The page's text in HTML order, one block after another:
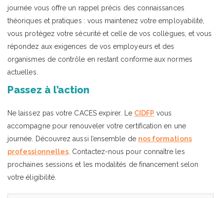
journée vous offre un rappel précis des connaissances
théoriques et pratiques : vous maintenez votre employabilité,
vous protégez votre sécurité et celle de vos collègues, et vous
répondez aux exigences de vos employeurs et des
organismes de contrôle en restant conforme aux normes
actuelles.
Passez à l’action
Ne laissez pas votre CACES expirer. Le CIDFP vous
accompagne pour renouveler votre certification en une
journée. Découvrez aussi l’ensemble de nos formations
professionnelles . Contactez-nous pour connaître les
prochaines sessions et les modalités de financement selon
votre éligibilité.